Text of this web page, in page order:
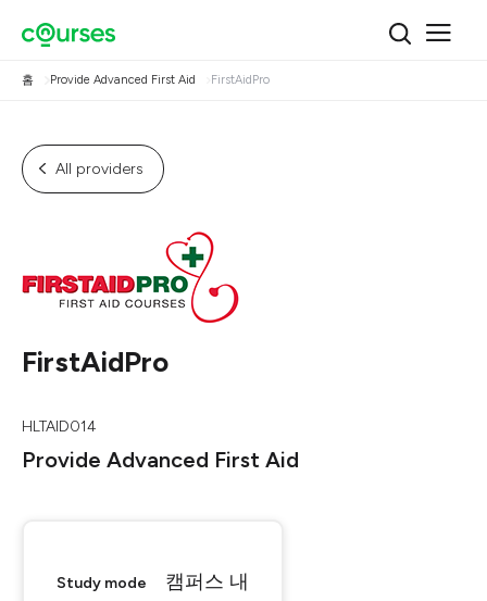
홈 Provide Advanced First Aid FirstAidPro
All providers
FirstAidPro
HLTAID014
Provide Advanced First Aid
Study mode 캠퍼스 내